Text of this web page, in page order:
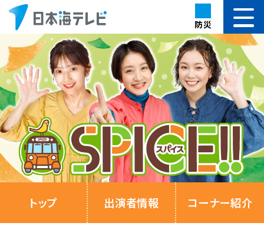
防災
トップ 出演者情報 コーナー紹介